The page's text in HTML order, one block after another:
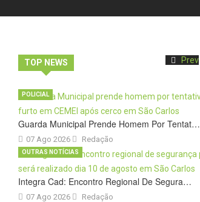
TOP NEWS Prev
Guarda Municipal Prende Homem Por Tentat…
07 Ago 2026
POLICIAL
Redação
Integra Cad: Encontro Regional De Segura…
07 Ago 2026
OUTRAS NOTÍCIAS
Redação